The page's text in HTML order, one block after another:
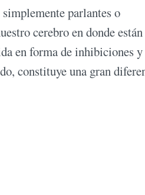
parlantes o
cerebro en donde están
en forma de inhibiciones y
constituye una gran